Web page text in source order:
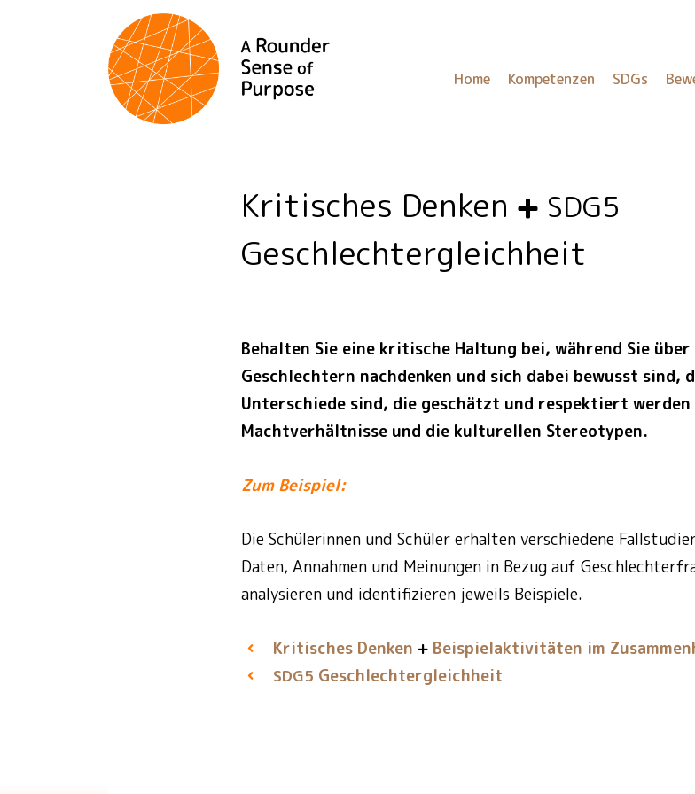
Home Kompetenzen SDGs
Kritisches Denken SDG5
Geschlechtergleichheit
Behalten Sie eine kritische Haltung bei, während Sie
Geschlechtern nachdenken und sich dabei bewusst sind,
Unterschiede sind, die geschätzt und respektiert
Machtverhältnisse und die kulturellen Stereotypen.
Zum Beispiel:
Die Schülerinnen und Schüler erhalten verschiedene
Daten, Annahmen und Meinungen in Bezug auf
analysieren und identifizieren jeweils Beispiele.
Kritisches Denken Beispielaktivitäten im
SDG5 Geschlechtergleichheit